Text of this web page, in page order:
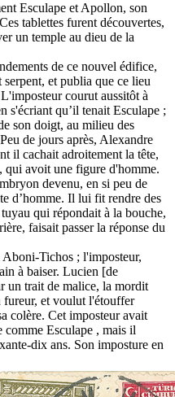
Esculape et Apollon, son
tablettes furent découvertes,
un temple au dieu de la
de ce nouvel édifice,
et publia que ce lieu
courut aussitôt à
qu’il tenait Esculape ;
son doigt, au milieu des
de jours après, Alexandre
il cachait adroitement la tête,
qui avoit une figure d'homme.
devenu, en si peu de
d’homme. Il lui fit rendre des
qui répondait à la bouche,
faisait passer la réponse du
Tichos ; l'imposteur,
à baiser. Lucien [de
un trait de malice, la mordit
fureur, et voulut l'étouffer
colère. Cet imposteur avait
comme Esculape , mais il
dix ans. Son imposture en